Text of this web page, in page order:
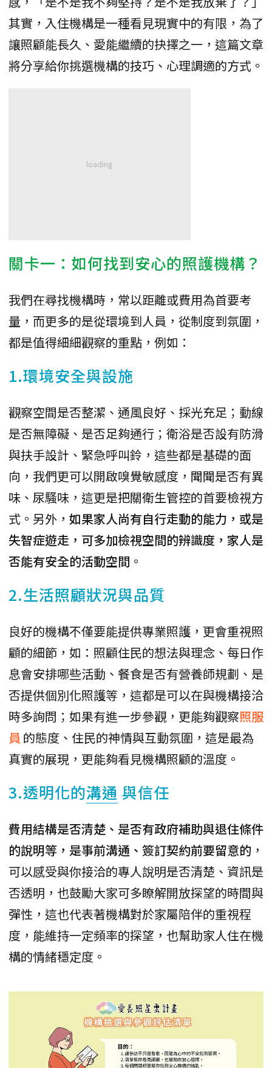
其實，入住機構是一種看見現實中的有限，為了
讓照顧能長久、愛能繼續的抉擇之一，這篇文章
將分享給你挑選機構的技巧、心理調適的方式。
關卡一：如何找到安心的照護機構？
我們在尋找機構時，常以距離或費用為首要考
量，而更多的是從環境到人員，從制度到氛圍，
都是值得細細觀察的重點，例如：
1.環境安全與設施
觀察空間是否整潔、通風良好、採光充足；動線
是否無障礙、是否足夠通行；衛浴是否設有防滑
與扶手設計、緊急呼叫鈴，這些都是基礎的面
向，我們更可以開啟嗅覺敏感度，聞聞是否有異
味、尿騷味，這更是把關衛生管控的首要檢視方
式。另外， 如果家人尚有自行走動的能力，或是
失智症遊走，可多加檢視空間的辨識度，家人是
否能有安全的活動空間 。
2.生活照顧狀況與品質
良好的機構不僅要能提供專業照護，更會重視照
顧的細節，如：照顧住民的想法與理念、每日作
息會安排哪些活動、餐食是否有營養師規劃、是
否提供個別化照護等，這都是可以在與機構接洽
時多詢問；如果有進一步參觀，更能夠觀察照服
員 的態度、住民的神情與互動氛圍，這是最為
真實的展現，更能夠看見機構照顧的溫度。
3.透明化的溝通 與信任
費用結構是否清楚、是否有政府補助與退住條件
的說明等，是事前溝通、簽訂契約前要留意的 ，
可以感受與你接洽的專人說明是否清楚、資訊是
否透明，也鼓勵大家可多瞭解開放探望的時間與
彈性，這也代表著機構對於家屬陪伴的重視程
度，能維持一定頻率的探望，也幫助家人住在機
構的情緒穩定度。